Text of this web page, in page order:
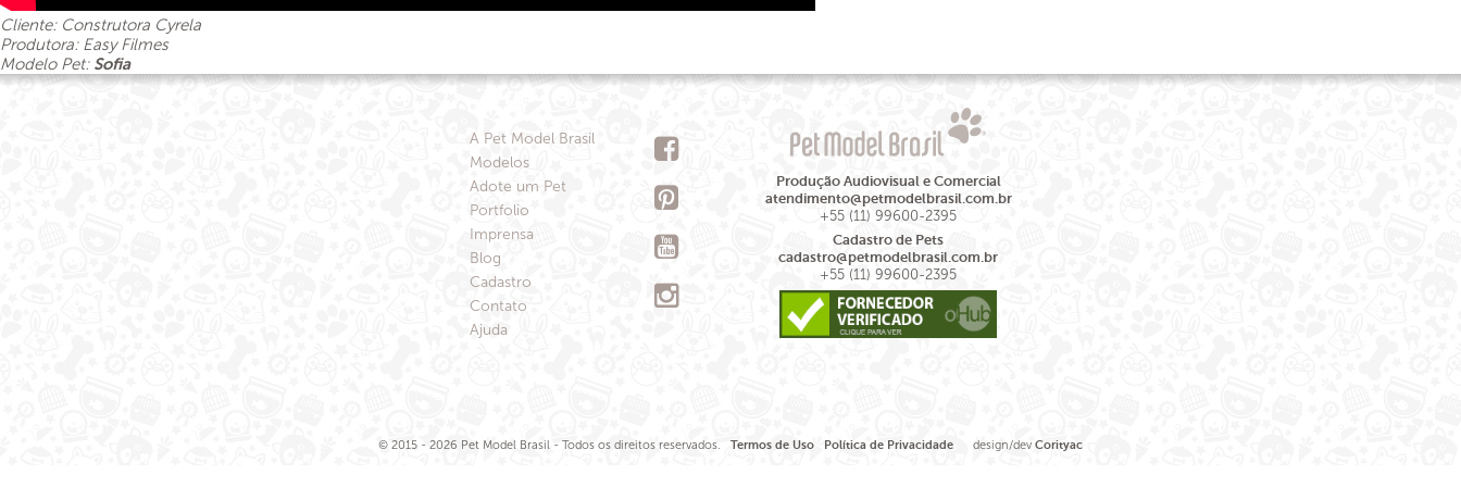
Cliente: Construtora Cyrela
Produtora: Easy Filmes
Modelo Pet: Sofia
A Pet Model Brasil
Modelos
Adote um Pet
Portfolio
Imprensa
Blog
Cadastro
Contato
Ajuda
Produção Audiovisual e Comercial
atendimento@petmodelbrasil.com.br
+55 (11) 99600-2395
Cadastro de Pets
cadastro@petmodelbrasil.com.br
+55 (11) 99600-2395
© 2015 - 2026 Pet Model Brasil - Todos os direitos reservados. Termos de Uso Política de Privacidade design/dev Corityac